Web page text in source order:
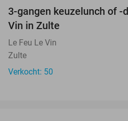
3-gangen keuzelunch of -
Vin in Zulte
Le Feu Le Vin
Zulte
Verkocht: 50